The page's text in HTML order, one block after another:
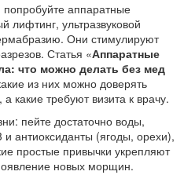
аппаратные
лифтинг, ультразвуковой
Они стимулируют
Статья «Аппаратные
что можно делать без мед
из них можно доверять
какие требуют визита к врачу.
пейте достаточно воды,
и антиоксиданты (ягоды, орехи),
простые привычки укрепляют
новых морщин.